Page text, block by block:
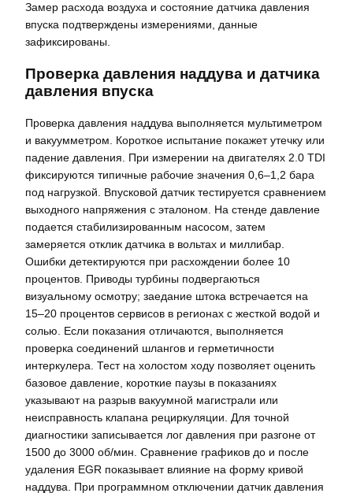
Замер расхода воздуха и состояние датчика давления
впуска подтверждены измерениями, данные
зафиксированы.
Проверка давления наддува и датчика
давления впуска
Проверка давления наддува выполняется мультиметром
и вакуумметром. Короткое испытание покажет утечку или
падение давления. При измерении на двигателях 2.0 TDI
фиксируются типичные рабочие значения 0,6–1,2 бара
под нагрузкой. Впусковой датчик тестируется сравнением
выходного напряжения с эталоном. На стенде давление
подается стабилизированным насосом, затем
замеряется отклик датчика в вольтах и миллибар.
Ошибки детектируются при расхождении более 10
процентов. Приводы турбины подвергаються
визуальному осмотру; заедание штока встречается на
15–20 процентов сервисов в регионах с жесткой водой и
солью. Если показания отличаются, выполняется
проверка соединений шлангов и герметичности
интеркулера. Тест на холостом ходу позволяет оценить
базовое давление, короткие паузы в показаниях
указывают на разрыв вакуумной магистрали или
неисправность клапана рециркуляции. Для точной
диагностики записывается лог давления при разгоне от
1500 до 3000 об/мин. Сравнение графиков до и после
удаления EGR показывает влияние на форму кривой
наддува. При программном отключении датчик давления